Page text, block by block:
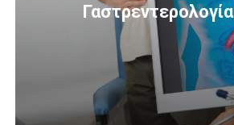
Γαστρεντερολογία